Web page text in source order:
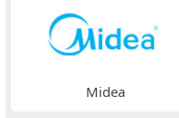
Midea